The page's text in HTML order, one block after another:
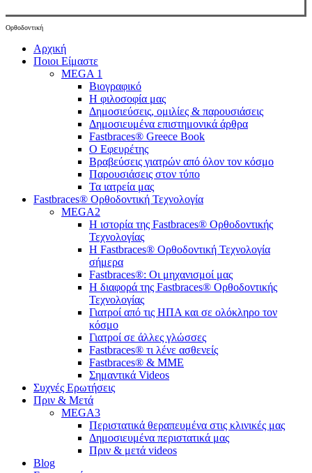
Ορθοδοντική
Close
Menu
Αρχική
Ποιοι Είμαστε
MEGA 1
Βιογραφικό
Η φιλοσοφία μας
Δημοσιεύσεις, ομιλίες & παρουσιάσεις
Δημοσιευμένα επιστημονικά άρθρα
Fastbraces® Greece Book
Ο Εφευρέτης
Bραβεύσεις γιατρών από όλον τον κόσμο
Παρουσιάσεις στον τύπο
Τα ιατρεία μας
Fastbraces® Ορθοδοντική Τεχνολογία
MEGA2
Η ιστορία της Fastbraces® Ορθοδοντικής
Τεχνολογίας
H Fastbraces® Ορθοδοντική Τεχνολογία
σήμερα
Fastbraces®: Οι μηχανισμοί μας
Η διαφορά της Fastbraces® Ορθοδοντικής
Τεχνολογίας
Γιατροί από τις ΗΠΑ και σε ολόκληρο τον
κόσμο
Γιατροί σε άλλες γλώσσες
Fastbraces® τι λένε ασθενείς
Fastbraces® & ΜΜΕ
Σημαντικά Videos
Συχνές Ερωτήσεις
Πριν & Μετά
MEGA3
Περιστατικά θεραπευμένα στις κλινικές μας
Δημοσιευμένα περιστατικά μας
Πριν & μετά videos
Blog